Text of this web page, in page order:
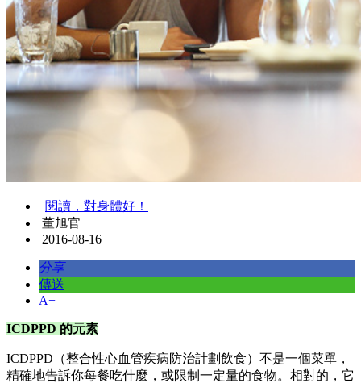
閱讀，對身體好！
董旭官
2016-08-16
分享
傳送
A+
ICDPPD 的元素
ICDPPD（整合性心血管疾病防治計劃飲食）不是一個菜單，
精確地告訴你每餐吃什麼，或限制一定量的食物。相對的，它